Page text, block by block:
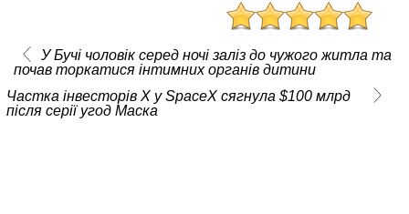
У Бучі чоловік серед ночі заліз до чужого житла та
почав торкатися інтимних органів дитини
Частка інвесторів X у SpaceX сягнула $100 млрд
після серії угод Маска